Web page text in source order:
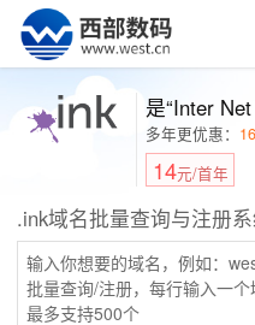
是“Inter
多年更优惠：
14元/首年
.ink域名批量查询与注册